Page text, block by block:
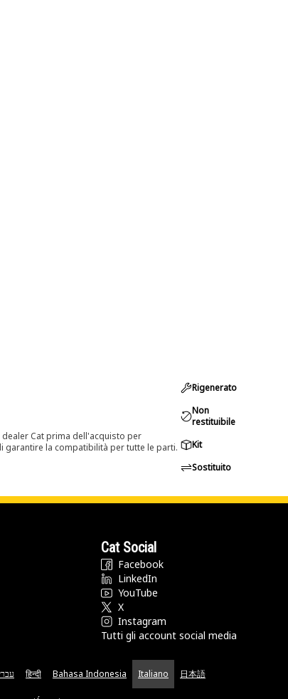
Cat prima dell'acquisto per
garantire la compatibilità per tutte le parti.
Rigenerato
Non
restituibile
Kit
Sostituito
Cat Social
Facebook
LinkedIn
YouTube
X
Instagram
Tutti gli account social media
हिन्दी Bahasa Indonesia Italiano 日本語